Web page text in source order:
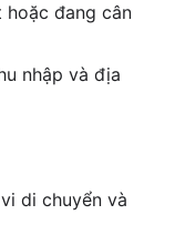
hoặc đang cân
nhập và địa
di chuyển và